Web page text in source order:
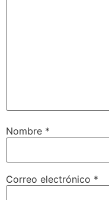
Nombre *
Correo electrónico *